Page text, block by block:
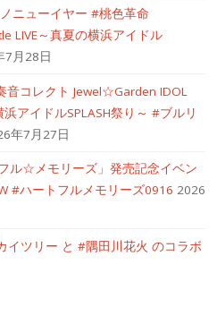
ニューイヤー #桃色革命
LIVE～真夏の横浜アイドル
7月28日
音コレクト Jewel☆Garden IDOL
アイドルSPLASH祭り～ #ブルリ
年7月27日
ル☆メモリーズ」発売記念イベン
#ハートフルメモリーズ0916 2026
イツリー と #隅田川花火 のコラボ